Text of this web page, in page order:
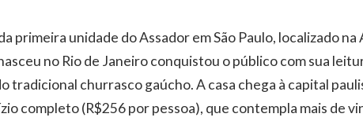
primeira unidade do Assador em São Paulo, localizado na
no Rio de Janeiro conquistou o público com sua
tradicional churrasco gaúcho. A casa chega à capital
completo (R$256 por pessoa), que contempla mais de